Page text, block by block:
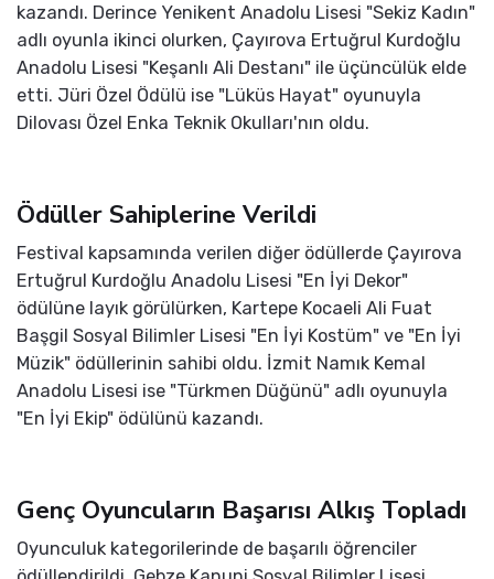
kazandı. Derince Yenikent Anadolu Lisesi "Sekiz Kadın"
adlı oyunla ikinci olurken, Çayırova Ertuğrul Kurdoğlu
Anadolu Lisesi "Keşanlı Ali Destanı" ile üçüncülük elde
etti. Jüri Özel Ödülü ise "Lüküs Hayat" oyunuyla
Dilovası Özel Enka Teknik Okulları'nın oldu.
Ödüller Sahiplerine Verildi
Festival kapsamında verilen diğer ödüllerde Çayırova
Ertuğrul Kurdoğlu Anadolu Lisesi "En İyi Dekor"
ödülüne layık görülürken, Kartepe Kocaeli Ali Fuat
Başgil Sosyal Bilimler Lisesi "En İyi Kostüm" ve "En İyi
Müzik" ödüllerinin sahibi oldu. İzmit Namık Kemal
Anadolu Lisesi ise "Türkmen Düğünü" adlı oyunuyla
"En İyi Ekip" ödülünü kazandı.
Genç Oyuncuların Başarısı Alkış Topladı
Oyunculuk kategorilerinde de başarılı öğrenciler